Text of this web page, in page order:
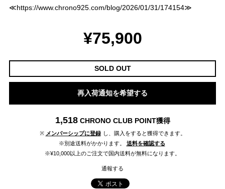
≪https://www.chrono925.com/blog/2026/01/31/174154≫
¥75,900
SOLD OUT
再入荷通知を希望する
1,518 CHRONO CLUB POINT獲得
※ メンバーシップに登録 し、購入をすると獲得できます。
※別途送料がかかります。
送料を確認する
※¥10,000以上のご注文で国内送料が無料になります。
通報する